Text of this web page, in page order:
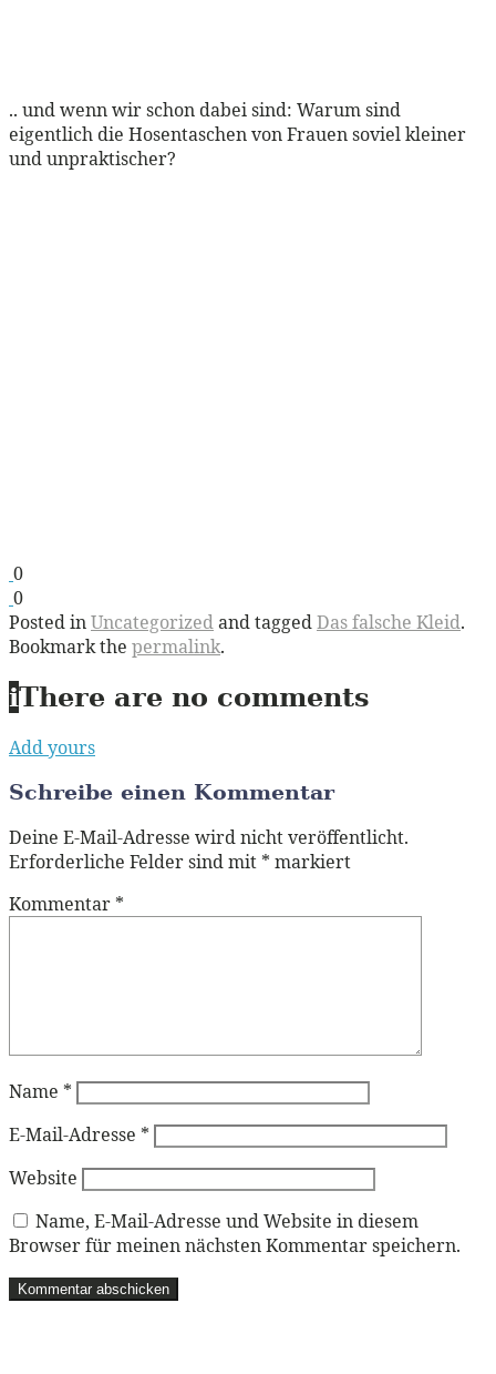
.. und wenn wir schon dabei sind: Warum sind
eigentlich die Hosentaschen von Frauen soviel kleiner
und unpraktischer?
0
0
Posted inUncategorizedand taggedDas falsche Kleid.
Bookmark the permalink.
iThere are no comments
Add yours
Schreibe einen Kommentar
Deine E-Mail-Adresse wird nicht veröffentlicht.
Erforderliche Felder sind mit * markiert
Kommentar *
Name *
E-Mail-Adresse *
Website
Name, E-Mail-Adresse und Website in diesem
Browser für meinen nächsten Kommentar speichern.